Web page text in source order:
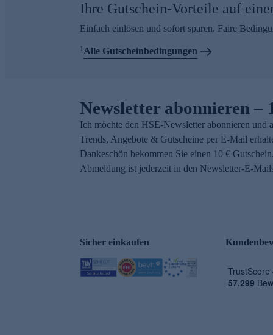
Ihre Gutschein-Vorteile auf
Einfach einlösen und sofort sparen. Faire
1Alle Gutscheinbedingungen
Newsletter abonnieren –
Ich möchte den HSE-Newsletter abonnieren und
Trends, Angebote & Gutscheine per E-Mail
Dankeschön bekommen Sie einen 10 €
Abmeldung ist jederzeit in den Newsletter-E-
Sicher einkaufen